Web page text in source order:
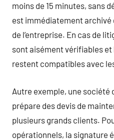
moins de 15 minutes, sans
est immédiatement
de l’entreprise. En cas de
sont aisément vérifiables
restent compatibles avec
Autre exemple, une
prépare des devis de
plusieurs grands clients.
opérationnels, la signature